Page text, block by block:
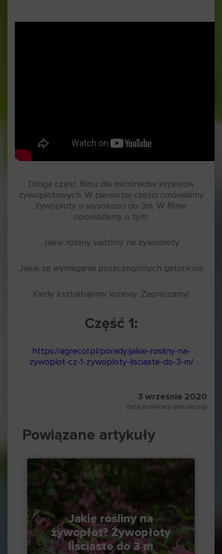
Druga część filmu dla miłośników krzewów
żywopłotowych. W pierwszej części omówiliśmy
żywopłoty o wysokości do 3m. W filmie
opowiadamy o tym:
Jakie rośliny sadzimy na żywopłoty
Jakie są wymagania poszczególnych gatunków
Kiedy kształtujemy krzewy. Zapraszamy!
Część 1:
https://agrecol.pl/porady/jakie-rosliny-na-
zywoplot-cz-1-zywoploty-lisciaste-do-3-m/
3 września 2020
data publikacji/aktualizacji
Powiązane artykuły
Jakie rośliny na
żywopłot? Żywopłoty
liściaste do 3 m